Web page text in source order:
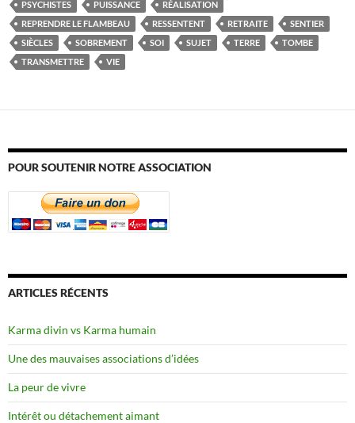
PSYCHISTES
PUISSANCE
RÉALISATION
REPRENDRE LE FLAMBEAU
RESSENTENT RETRAITE
SENTIER
SIÈCLES
SOBREMENT SOI SUJET TERRE
TOMBE
TRANSMETTRE
VIE
POUR SOUTENIR NOTRE ASSOCIATION
ARTICLES RÉCENTS
Karma divin vs Karma humain
Une des mauvaises associations d’idées
La peur de vivre
Intérêt ou détachement aimant